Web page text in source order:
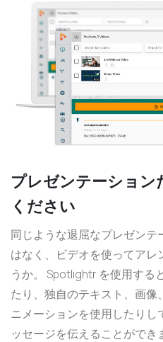
プレゼンテーショ
ください
同じような退屈なプレゼン
はなく、ビデオを使ってアレ
うか。 Spotlightr を使用する
たり、独自のテキスト、画
ニメーションを使用したりし
ッセージを伝えることができ